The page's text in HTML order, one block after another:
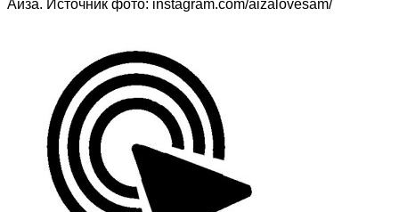
Айза. Источник фото: instagram.com/aizalovesam/